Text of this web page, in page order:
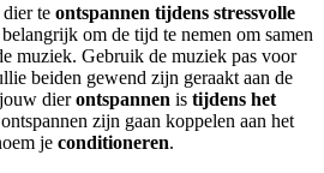
te ontspannen tijdens stressvolle
om de tijd te nemen om samen
muziek. Gebruik de muziek pas voor
beiden gewend zijn geraakt aan de
dierontspannen is tijdens het
zijn gaan koppelen aan het
je conditioneren.